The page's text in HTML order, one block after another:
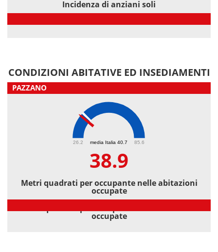
Incidenza di anziani soli
CONDIZIONI ABITATIVE ED INSEDIAMENTI
PAZZANO
media Italia 40.7
26.2 85.6
38.9
Metri quadrati per occupante nelle abitazioni
occupate
occupate